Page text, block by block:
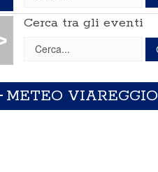
Cerca tra gli eventi
METEO VIAREGGIO